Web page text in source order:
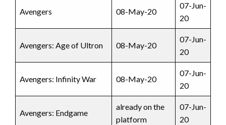
Avengers 08-May-20
07-Jun-
20
Avengers: Age of Ultron 08-May-20
07-Jun-
20
Avengers: Infinity War 08-May-20
07-Jun-
20
Avengers: Endgame
already on the
platform
07-Jun-
20